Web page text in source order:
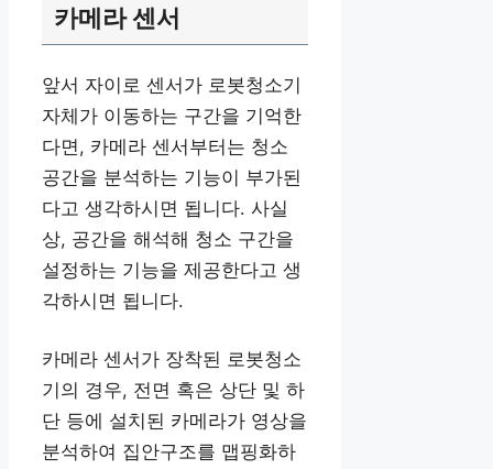
카메라 센서
앞서 자이로 센서가 로봇청소기
자체가 이동하는 구간을 기억한
다면, 카메라 센서부터는 청소
공간을 분석하는 기능이 부가된
다고 생각하시면 됩니다. 사실
상, 공간을 해석해 청소 구간을
설정하는 기능을 제공한다고 생
각하시면 됩니다.
카메라 센서가 장착된 로봇청소
기의 경우, 전면 혹은 상단 및 하
단 등에 설치된 카메라가 영상을
분석하여 집안구조를 맵핑화하